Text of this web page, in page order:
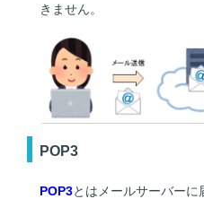
きません。
POP3
POP3とはメールサーバー